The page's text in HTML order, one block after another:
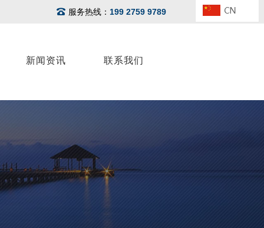
服务热线： 199 2759 9789
新闻资讯 联系我们